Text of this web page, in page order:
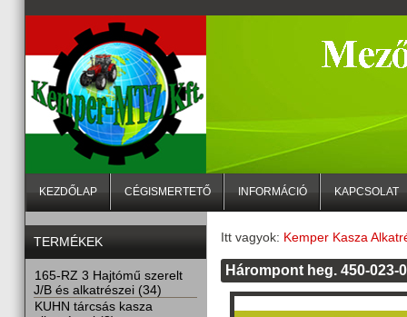
KEZDŐLAP CÉGISMERTETŐ INFORMÁCIÓ KAPCSOLAT
Itt vagyok: Kemper Kasza
Hárompont heg. 450-023-
TERMÉKEK
165-RZ 3 Hajtómű szerelt
J/B és alkatrészei (34)
KUHN tárcsás kasza